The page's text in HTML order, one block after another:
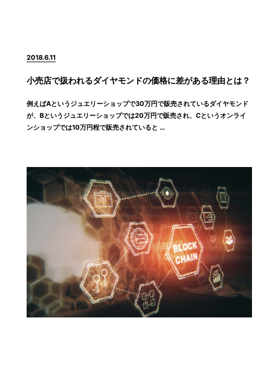
2018.6.11
小売店で扱われるダイヤモンドの価格に差がある理由とは？
例えばAというジュエリーショップで30万円で販売されているダイヤモンド
が、Bというジュエリーショップでは20万円で販売され、Cというオンライ
ンショップでは10万円程で販売されていると …